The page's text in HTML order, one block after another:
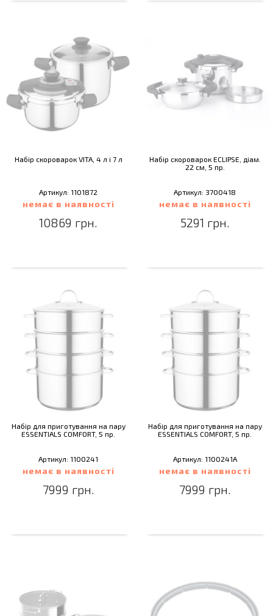
Набір скороварок VITA, 4 л і 7 л
Артикул: 1101872
немає в наявності
10869 грн.
Набір скороварок ECLIPSE, діам.
22 см, 5 пр.
Артикул: 3700418
немає в наявності
5291 грн.
Набір для приготування на пару
ESSENTIALS COMFORT, 5 пр.
Артикул: 1100241
немає в наявності
7999 грн.
Набір для приготування на пару
ESSENTIALS COMFORT, 5 пр.
Артикул: 1100241A
немає в наявності
7999 грн.